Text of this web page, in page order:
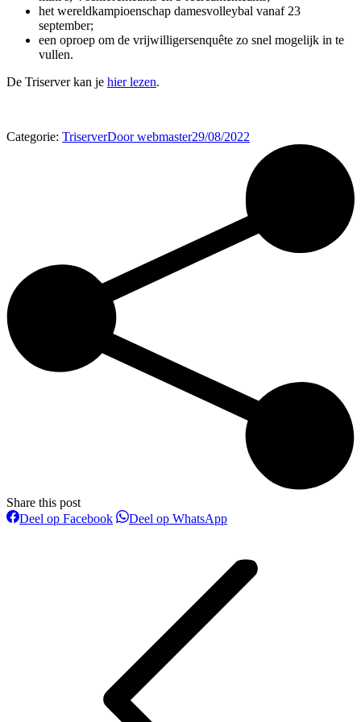
het wereldkampioenschap damesvolleybal vanaf 23
september;
een oproep om de vrijwilligersenquête zo snel mogelijk in te
vullen.
De Triserver kan je hier lezen.
Categorie: TriserverDoorwebmaster29/08/2022
Share this post
Deel op FacebookDeelDeel op WhatsAppDeel